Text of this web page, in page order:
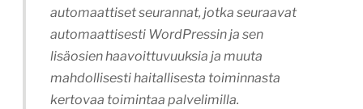
automaattiset seurannat, jotka seuraavat
automaattisesti WordPressin ja sen
lisäosien haavoittuvuuksia ja muuta
mahdollisesti haitallisesta toiminnasta
kertovaa toimintaa palvelimilla.